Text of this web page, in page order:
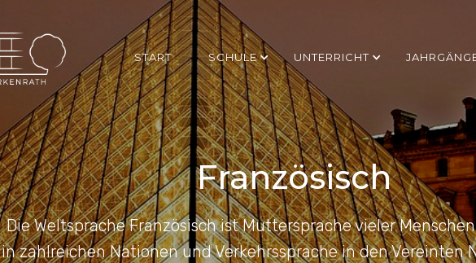
START SCHULE UNTERRICHT
Französisch
Die Weltsprache Französisch ist Muttersprache vieler
in zahlreichen Nationen und Verkehrssprache in den Vereinten